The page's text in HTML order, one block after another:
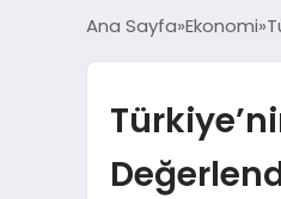
Ana Sayfa Ekonomi